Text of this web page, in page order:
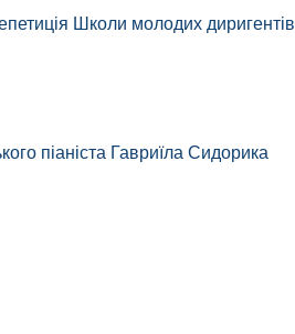
Школи молодих диригентів
піаніста Гавриїла Сидорика